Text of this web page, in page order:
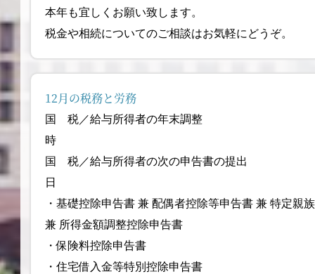
本年も宜しくお願い致します。
税金や相続についてのご相談はお気軽にどうぞ。
12月の税務と労務
国 税／給与所得者の年末調整 今年
時
国 税／給与所得者の次の申告書の提出 今
日
・基礎控除申告書 兼 配偶者控除等申告書 兼 特定親
兼 所得金額調整控除申告書
・保険料控除申告書
・住宅借入金等特別控除申告書